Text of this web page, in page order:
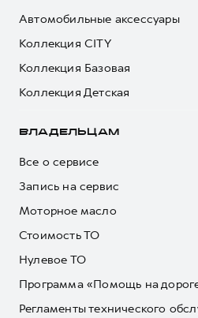
Автомобильные аксессуары
Коллекция CITY
Коллекция Базовая
Коллекция Детская
ВЛАДЕЛЬЦАМ
Все о сервисе
Запись на сервис
Моторное масло
Стоимость ТО
Нулевое ТО
Программа «Помощь на
Регламенты технического